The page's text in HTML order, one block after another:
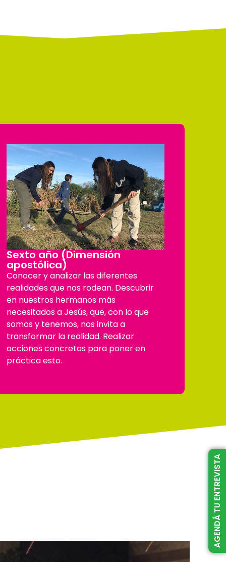
Sexto año (Dimensión
apostólica)
Conocer y analizar las diferentes
realidades que nos rodean. Descubrir
en nuestros hermanos más
necesitados a Jesús, que, con lo que
somos y tenemos, nos invita a
transformar la realidad. Realizar
acciones concretas para poner en
práctica esto.
AGENDÁ TU ENTREVISTA